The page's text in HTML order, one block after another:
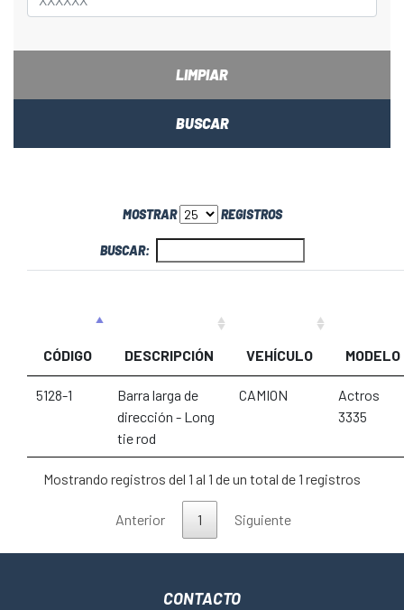
LIMPIAR
BUSCAR
MOSTRAR REGISTROS
BUSCAR:
CÓDIGO DESCRIPCIÓN VEHÍCULO MODELO
5128-1
Barra larga de
dirección - Long
tie rod
CAMION
Actros
3335
Mostrando registros del 1 al 1 de un total de 1 registros
Anterior 1 Siguiente
CONTACTO